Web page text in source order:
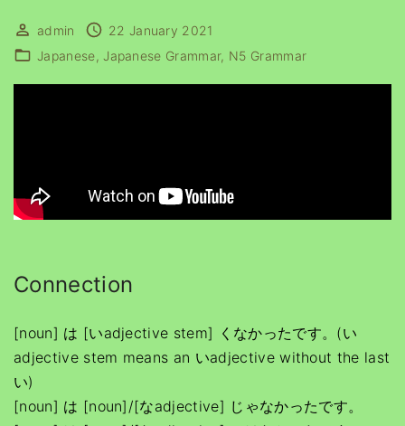
admin
22 January 2021
Japanese Japanese Grammar N5 Grammar
Connection
[noun] は [いadjective stem] くなかったです。(い
adjective stem means an いadjective without the last
い)
[noun] は [noun]/[なadjective] じゃなかったです。